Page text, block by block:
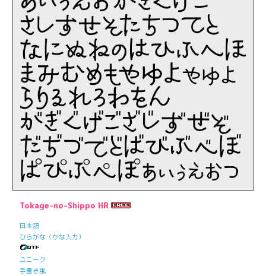
Tokage-no-Shippo HR
日本語
ひらがな（かな入力）
ユニーク
手書き風